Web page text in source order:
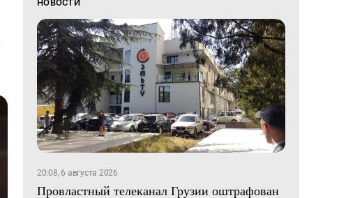
НОВОСТИ
20:08, 6 августа 2026
Провластный телеканал Грузии оштрафован